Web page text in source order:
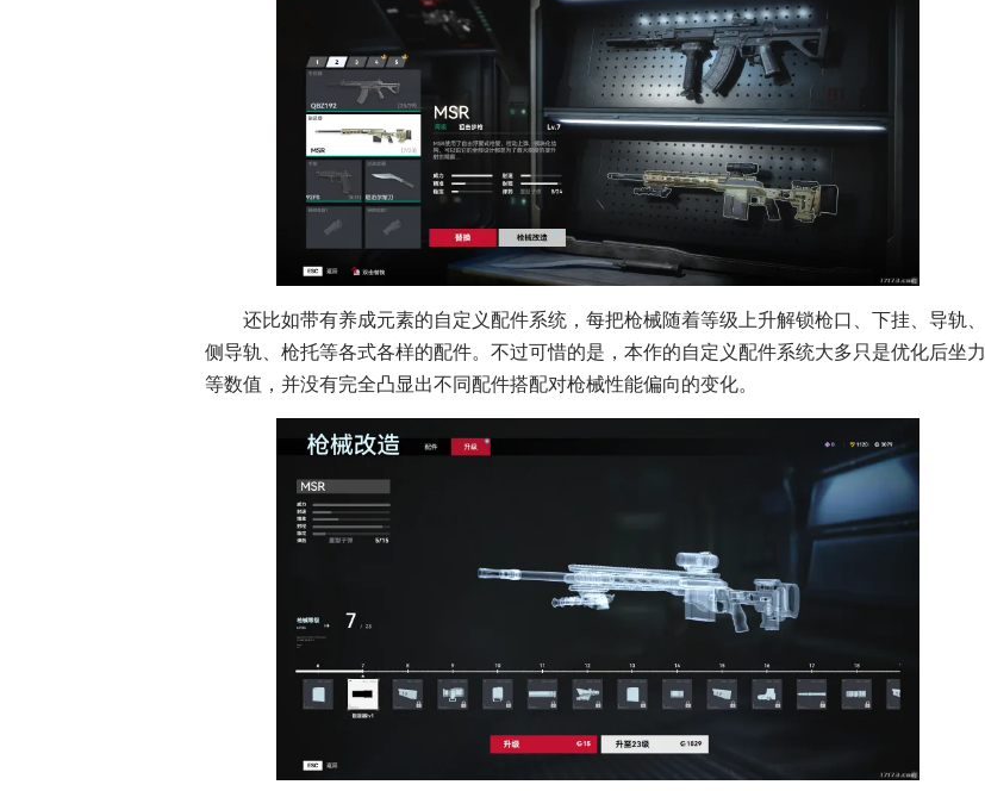
还比如带有养成元素的自定义配件系统，每把枪械随着等级上升解锁枪口、下挂、导轨、
侧导轨、枪托等各式各样的配件。不过可惜的是，本作的自定义配件系统大多只是优化后坐力
等数值，并没有完全凸显出不同配件搭配对枪械性能偏向的变化。